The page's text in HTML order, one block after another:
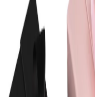
Office 1
магнитно
сгъваема,
розова